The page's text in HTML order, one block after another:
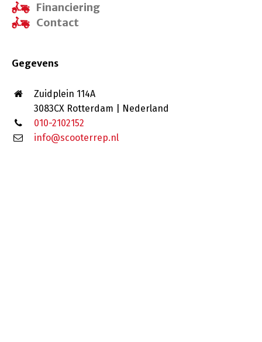
Financiering
Contact
Gegevens
Zuidplein 114A
3083CX Rotterdam | Nederland
010-2102152
info@scooterrep.nl